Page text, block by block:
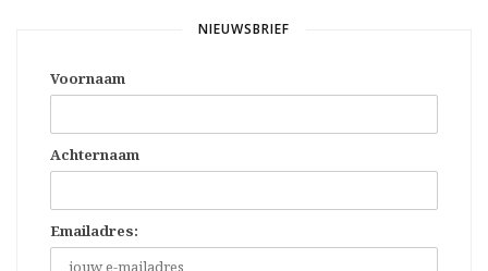
NIEUWSBRIEF
Voornaam
Achternaam
Emailadres: